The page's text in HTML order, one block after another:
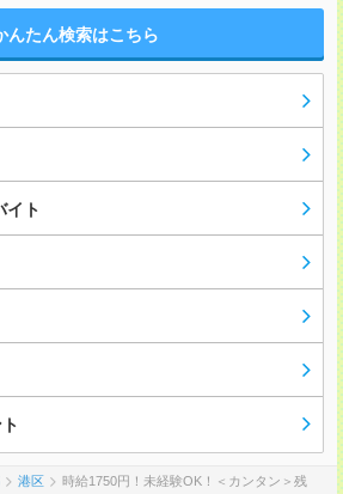
んたん検索はこちら
イト
港区 時給1750円！未経験OK！＜カンタン＞残